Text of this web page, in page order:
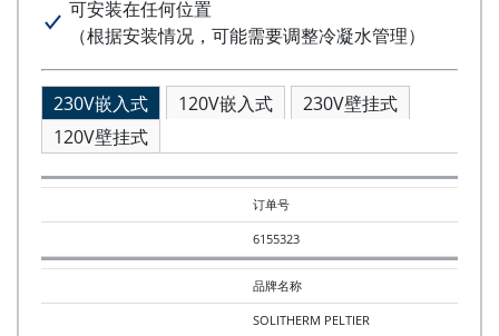
可安装在任何位置
（根据安装情况，可能需要调整冷凝水管理）
230V嵌入式 120V嵌入式
230V壁挂式
120V壁挂式
订单号
6155323
品牌名称
SOLITHERM PELTIER